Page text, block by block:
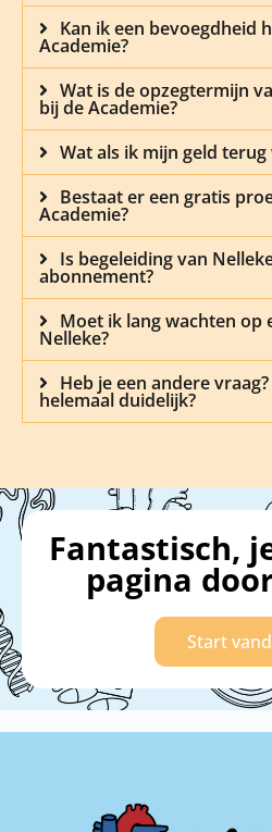
Kan ik een bevoegdheid
Academie?
Wat is de opzegtermijn
bij de Academie?
Wat als ik mijn geld
Bestaat er een gratis
Academie?
Is begeleiding van
abonnement?
Moet ik lang wachten op
Nelleke?
Heb je een andere
helemaal duidelijk?
Fantastisch,
pagina
Start